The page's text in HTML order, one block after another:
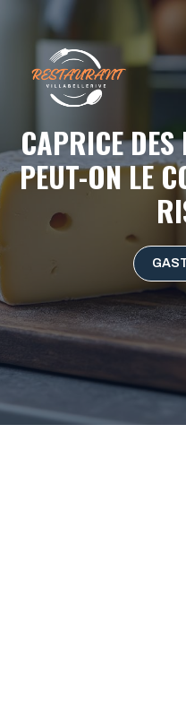
contenu
CAPRICE DES
PEUT-ON LE